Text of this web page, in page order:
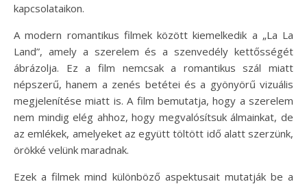
kapcsolataikon.
A modern romantikus filmek között kiemelkedik a „La La
Land”, amely a szerelem és a szenvedély kettősségét
ábrázolja. Ez a film nemcsak a romantikus szál miatt
népszerű, hanem a zenés betétei és a gyönyörű vizuális
megjelenítése miatt is. A film bemutatja, hogy a szerelem
nem mindig elég ahhoz, hogy megvalósítsuk álmainkat, de
az emlékek, amelyeket az együtt töltött idő alatt szerzünk,
örökké velünk maradnak.
Ezek a filmek mind különböző aspektusait mutatják be a